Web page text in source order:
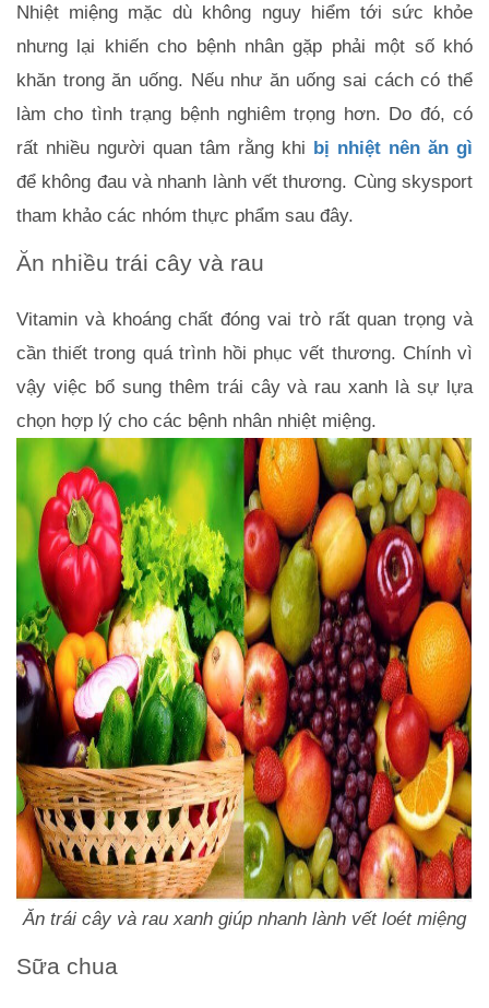
Nhiệt miệng mặc dù không nguy hiểm tới sức khỏe
nhưng lại khiến cho bệnh nhân gặp phải một số khó
khăn trong ăn uống. Nếu như ăn uống sai cách có thể
làm cho tình trạng bệnh nghiêm trọng hơn. Do đó, có
rất nhiều người quan tâm rằng khi bị nhiệt nên ăn gì
để không đau và nhanh lành vết thương. Cùng skysport
tham khảo các nhóm thực phẩm sau đây.
Ăn nhiều trái cây và rau
Vitamin và khoáng chất đóng vai trò rất quan trọng và
cần thiết trong quá trình hồi phục vết thương. Chính vì
vậy việc bổ sung thêm trái cây và rau xanh là sự lựa
chọn hợp lý cho các bệnh nhân nhiệt miệng.
Ăn trái cây và rau xanh giúp nhanh lành vết loét miệng
Sữa chua